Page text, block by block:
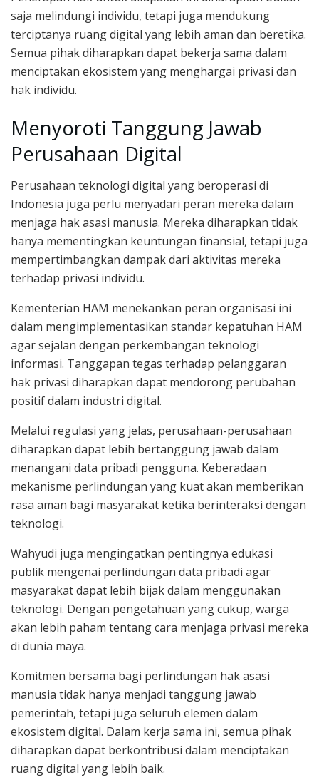
saja melindungi individu, tetapi juga mendukung
terciptanya ruang digital yang lebih aman dan beretika.
Semua pihak diharapkan dapat bekerja sama dalam
menciptakan ekosistem yang menghargai privasi dan
hak individu.
Menyoroti Tanggung Jawab
Perusahaan Digital
Perusahaan teknologi digital yang beroperasi di
Indonesia juga perlu menyadari peran mereka dalam
menjaga hak asasi manusia. Mereka diharapkan tidak
hanya mementingkan keuntungan finansial, tetapi juga
mempertimbangkan dampak dari aktivitas mereka
terhadap privasi individu.
Kementerian HAM menekankan peran organisasi ini
dalam mengimplementasikan standar kepatuhan HAM
agar sejalan dengan perkembangan teknologi
informasi. Tanggapan tegas terhadap pelanggaran
hak privasi diharapkan dapat mendorong perubahan
positif dalam industri digital.
Melalui regulasi yang jelas, perusahaan-perusahaan
diharapkan dapat lebih bertanggung jawab dalam
menangani data pribadi pengguna. Keberadaan
mekanisme perlindungan yang kuat akan memberikan
rasa aman bagi masyarakat ketika berinteraksi dengan
teknologi.
Wahyudi juga mengingatkan pentingnya edukasi
publik mengenai perlindungan data pribadi agar
masyarakat dapat lebih bijak dalam menggunakan
teknologi. Dengan pengetahuan yang cukup, warga
akan lebih paham tentang cara menjaga privasi mereka
di dunia maya.
Komitmen bersama bagi perlindungan hak asasi
manusia tidak hanya menjadi tanggung jawab
pemerintah, tetapi juga seluruh elemen dalam
ekosistem digital. Dalam kerja sama ini, semua pihak
diharapkan dapat berkontribusi dalam menciptakan
ruang digital yang lebih baik.